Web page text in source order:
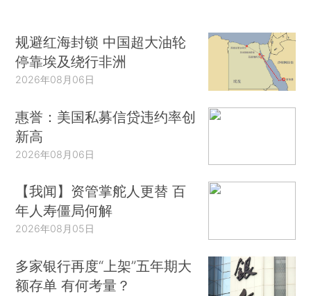
规避红海封锁 中国超大油轮
停靠埃及绕行非洲
2026年08月06日
惠誉：美国私募信贷违约率创
新高
2026年08月06日
【我闻】资管掌舵人更替 百
年人寿僵局何解
2026年08月05日
多家银行再度“上架”五年期大
额存单 有何考量？